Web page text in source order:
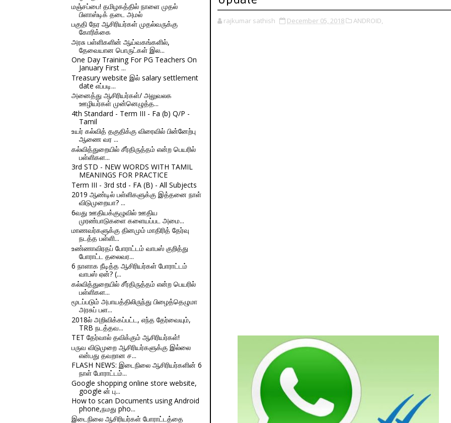
மஞ்சப்பை! தமிழகத்தில் நாளை முதல்
பிளாஸ்டிக் தடை அமல்
பகுதி நேர ஆசிரியர்கள் முதல்வருக்கு
கோரிக்கை
அரசு பள்ளிகளின் ஆய்வகங்களில்,
தேவையான பொருட்கள் இல...
One Day Training For PG Teachers On
January First ...
Treasury website இல் salary settlement
date எப்படி...
அனைத்து ஆசிரியர்கள்/ அலுவலக
ஊழியர்கள் முன்னெழுத்த...
4th Standard - Term III - Fa (b) Q/P -
Tamil
உயர் கல்வித் தகுதிக்கு விரைவில் பின்னேற்பு
ஆணை வர ...
கல்வித்துறையில் சீர்திருத்தம் என்ற பெயரில்
பள்ளிகள...
3rd STD - NEW WORDS WITH TAMIL
MEANINGS FOR PRACTICE
Term III - 3rd std - FA (B) - All Subjects
2019 ஆண்டில் பள்ளிகளுக்கு இத்தனை நாள்
விடுமுறையா? ...
6வது ஊதியக்குழுவில் ஊதிய
முரண்பாடுகளை களையப்பட அமை...
மாணவர்களுக்கு தினமும் மாதிரித் தேர்வு
நடத்த பள்ளி...
உண்ணாவிரதப் போராட்டம் வாபஸ் குறித்து
போராட்ட தலைவர...
6 நாளாக நீடித்த ஆசிரியர்கள் போராட்டம்
வாபஸ் ஏன்? (...
கல்வித்துறையில் சீர்திருத்தம் என்ற பெயரில்
பள்ளிகள...
மூடப்படும் அபாயத்திலிருந்து பிழைத்தெழுமா
அரசுப் பள...
2018ல் அறிவிக்கப்பட்ட, எந்த தேர்வையும்,
TRB நடத்தவ...
TET தேர்வால் தவிக்கும் ஆசிரியர்கள்!
பருவ விடுமுறை ஆசிரியர்களுக்கு இல்லை
என்பது தவறான ச...
FLASH NEWS: இடைநிலை ஆசிரியர்களின் 6
நாள் போராட்டம்...
Google shopping online store website,
google ன் பு...
How to scan Documents using Android
phone,நமது pho...
இடைநிலை ஆசிரியர்கள் போராட்டத்தை
rajkumar sathish December 05, 2018 ANDROID,